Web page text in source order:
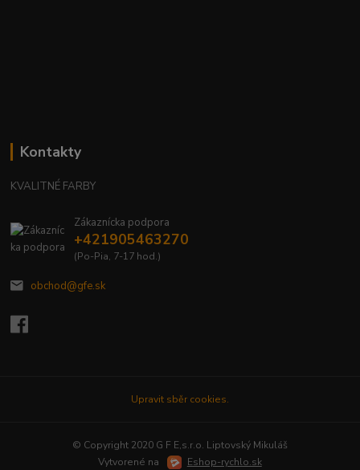
Kontakty
KVALITNÉ FARBY
Zákaznícka podpora
+421905463270
(Po-Pia, 7-17 hod.)
obchod@gfe.sk
Upravit sběr cookies.
© Copyright 2020 G F E,s.r.o. Liptovský Mikuláš
Vytvorené na
Eshop-rychlo.sk